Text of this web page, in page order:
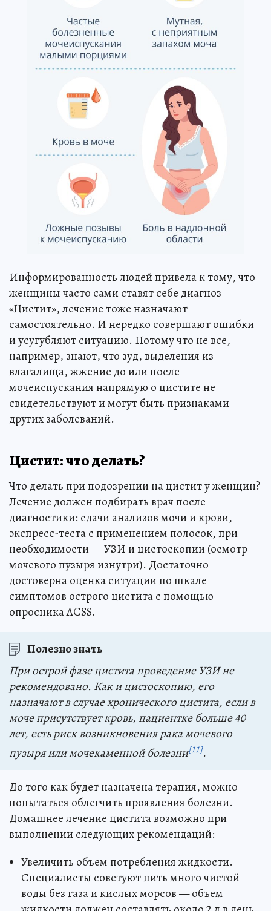
Информированность людей привела к тому, что
женщины часто сами ставят себе диагноз
«Цистит», лечение тоже назначают
самостоятельно. И нередко совершают ошибки
и усугубляют ситуацию. Потому что не все,
например, знают, что зуд, выделения из
влагалища, жжение до или после
мочеиспускания напрямую о цистите не
свидетельствуют и могут быть признаками
других заболеваний.
Цистит: что делать?
Что делать при подозрении на цистит у женщин?
Лечение должен подбирать врач после
диагностики: сдачи анализов мочи и крови,
экспресс-теста с применением полосок, при
необходимости — УЗИ и цистоскопии (осмотр
мочевого пузыря изнутри). Достаточно
достоверна оценка ситуации по шкале
симптомов острого цистита с помощью
опросника ACSS.
Полезно знать
При острой фазе цистита проведение УЗИ не
рекомендовано. Как и цистоскопию, его
назначают в случае хронического цистита, если в
моче присутствует кровь, пациентке больше 40
лет, есть риск возникновения рака мочевого
пузыря или мочекаменной болезни[11].
До того как будет назначена терапия, можно
попытаться облегчить проявления болезни.
Домашнее лечение цистита возможно при
выполнении следующих рекомендаций:
Увеличить объем потребления жидкости.
Специалисты советуют пить много чистой
воды без газа и кислых морсов — объем